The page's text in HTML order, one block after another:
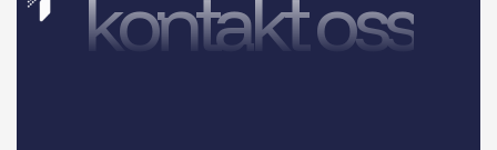
kontakt oss